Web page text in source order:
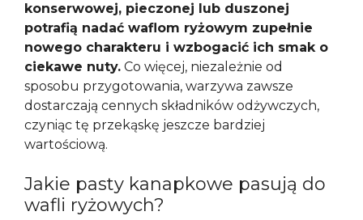
konserwowej, pieczonej lub duszonej
potrafią nadać waflom ryżowym zupełnie
nowego charakteru i wzbogacić ich smak o
ciekawe nuty. Co więcej, niezależnie od
sposobu przygotowania, warzywa zawsze
dostarczają cennych składników odżywczych,
czyniąc tę przekąskę jeszcze bardziej
wartościową.
Jakie pasty kanapkowe pasują do
wafli ryżowych?